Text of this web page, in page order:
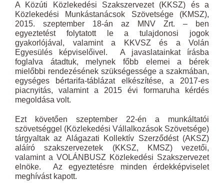
A Közúti Közlekedési Szakszervezet (KKSZ) és a
Közlekedési Munkástanácsok Szövetsége (KMSZ),
2015. szeptember 18-án az MNV Zrt. – ben
egyeztetést folytatott le a tulajdonosi jogok
gyakorlójával, valamint a KKVSZ és a Volán
Egyesülés képviselőivel. A javaslatainkat írásba
foglalva átadtuk, melynek főbb elemei a bérek
mielőbbi rendezésének szükségessége a szakmában,
egységes bértarifa-táblázat elkészítése, a 2017-es
piacnyitás, valamint a 2015 évi formaruha kérdés
megoldása volt.
Ezt követően szeptember 22-én a munkáltatói
szövetséggel (Közlekedési Vállalkozások Szövetsége)
tárgyaltak az Alágazati Kollektív Szerződést (AKSZ)
aláíró szakszervezetek (KKSZ, KMSZ) vezetői,
valamint a VOLÁNBUSZ Közlekedési Szakszervezet
elnöke. Az egyeztetésre minden érdekképviselet
meghívást kapott.